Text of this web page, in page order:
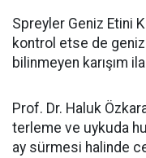
Spreyler Geniz Etini
kontrol etse de
bilinmeyen karışım
Prof. Dr. Haluk
terleme ve uykuda
ay sürmesi halinde